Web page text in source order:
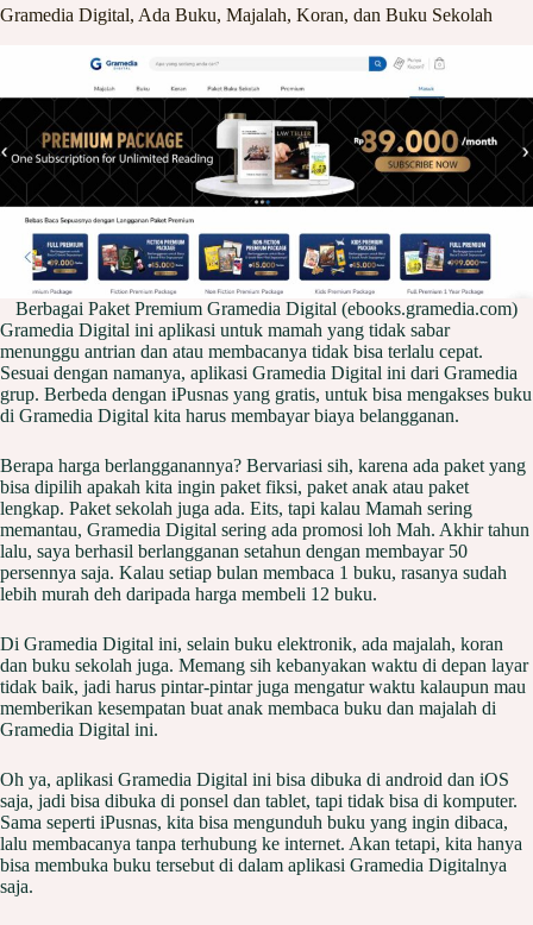
Gramedia Digital, Ada Buku, Majalah, Koran, dan Buku Sekolah
Berbagai Paket Premium Gramedia Digital (ebooks.gramedia.com)
Gramedia Digital ini aplikasi untuk mamah yang tidak sabar
menunggu antrian dan atau membacanya tidak bisa terlalu cepat.
Sesuai dengan namanya, aplikasi Gramedia Digital ini dari Gramedia
grup. Berbeda dengan iPusnas yang gratis, untuk bisa mengakses buku
di Gramedia Digital kita harus membayar biaya belangganan.
Berapa harga berlangganannya? Bervariasi sih, karena ada paket yang
bisa dipilih apakah kita ingin paket fiksi, paket anak atau paket
lengkap. Paket sekolah juga ada. Eits, tapi kalau Mamah sering
memantau, Gramedia Digital sering ada promosi loh Mah. Akhir tahun
lalu, saya berhasil berlangganan setahun dengan membayar 50
persennya saja. Kalau setiap bulan membaca 1 buku, rasanya sudah
lebih murah deh daripada harga membeli 12 buku.
Di Gramedia Digital ini, selain buku elektronik, ada majalah, koran
dan buku sekolah juga. Memang sih kebanyakan waktu di depan layar
tidak baik, jadi harus pintar-pintar juga mengatur waktu kalaupun mau
memberikan kesempatan buat anak membaca buku dan majalah di
Gramedia Digital ini.
Oh ya, aplikasi Gramedia Digital ini bisa dibuka di android dan iOS
saja, jadi bisa dibuka di ponsel dan tablet, tapi tidak bisa di komputer.
Sama seperti iPusnas, kita bisa mengunduh buku yang ingin dibaca,
lalu membacanya tanpa terhubung ke internet. Akan tetapi, kita hanya
bisa membuka buku tersebut di dalam aplikasi Gramedia Digitalnya
saja.